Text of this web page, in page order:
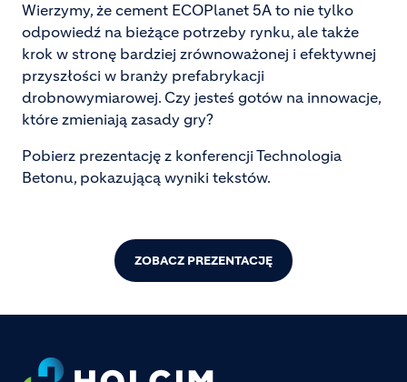
Wierzymy, że cement ECOPlanet 5A to nie tylko
odpowiedź na bieżące potrzeby rynku, ale także
krok w stronę bardziej zrównoważonej i efektywnej
przyszłości w branży prefabrykacji
drobnowymiarowej. Czy jesteś gotów na innowacje,
które zmieniają zasady gry?
Pobierz prezentację z konferencji Technologia
Betonu, pokazującą wyniki tekstów.
ZOBACZ PREZENTACJĘ
Footer